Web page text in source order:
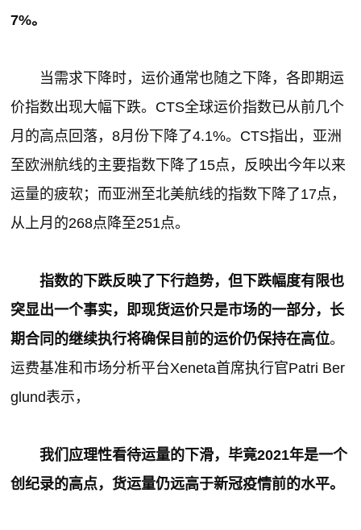
7%。
当需求下降时，运价通常也随之下降，各即期运
价指数出现大幅下跌。CTS全球运价指数已从前几个
月的高点回落，8月份下降了4.1%。CTS指出，亚洲
至欧洲航线的主要指数下降了15点，反映出今年以来
运量的疲软；而亚洲至北美航线的指数下降了17点，
从上月的268点降至251点。
指数的下跌反映了下行趋势，但下跌幅度有限也
突显出一个事实，即现货运价只是市场的一部分，长
期合同的继续执行将确保目前的运价仍保持在高位。
运费基准和市场分析平台Xeneta首席执行官Patri Ber
glund表示，
我们应理性看待运量的下滑，毕竟2021年是一个
创纪录的高点，货运量仍远高于新冠疫情前的水平。